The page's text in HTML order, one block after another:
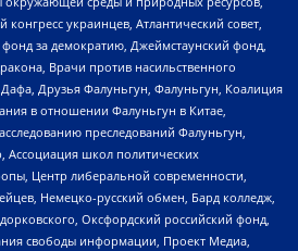
украинцев, Атлантический совет,
за демократию, Джеймстаунский фонд,
Врачи против насильственного
Друзья Фалуньгун, Фалуньгун, Коалиция
в отношении Фалуньгун в Китае,
преследований Фалуньгун,
Ассоциация школ политических
Центр либеральной современности,
Немецко-русский обмен, Бард колледж,
Оксфордский российский фонд,
свободы информации, Проект Медиа,